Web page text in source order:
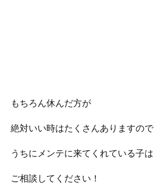
もちろん休んだ方が
絶対いい時はたくさんありますので
うちにメンテに来てくれている子は
ご相談してください！